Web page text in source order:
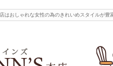
はおしゃれな女性の為のきれいめスタイルが豊